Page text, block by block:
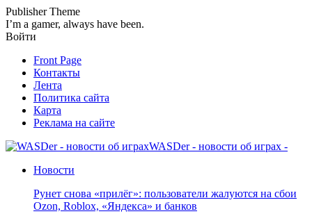
Publisher Theme
I’m a gamer, always have been.
Войти
Front Page
Контакты
Лента
Политика сайта
Карта
Реклама на сайте
WASDer - новости об играх -
Новости
Рунет снова «прилёг»: пользователи жалуются на сбои
Ozon, Roblox, «Яндекса» и банков